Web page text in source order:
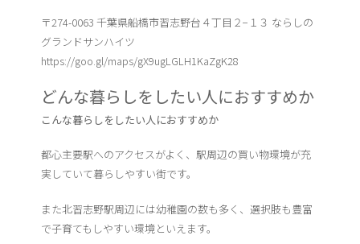
〒274-0063 千葉県船橋市習志野台４丁目２−１３ ならしの
グランドサンハイツ
https://goo.gl/maps/gX9ugLGLH1KaZgK28
どんな暮らしをしたい人におすすめか
こんな暮らしをしたい人におすすめか
都心主要駅へのアクセスがよく、駅周辺の買い物環境が充
実していて暮らしやすい街です。
また北習志野駅周辺には幼稚園の数も多く、選択肢も豊富
で子育てもしやすい環境といえます。